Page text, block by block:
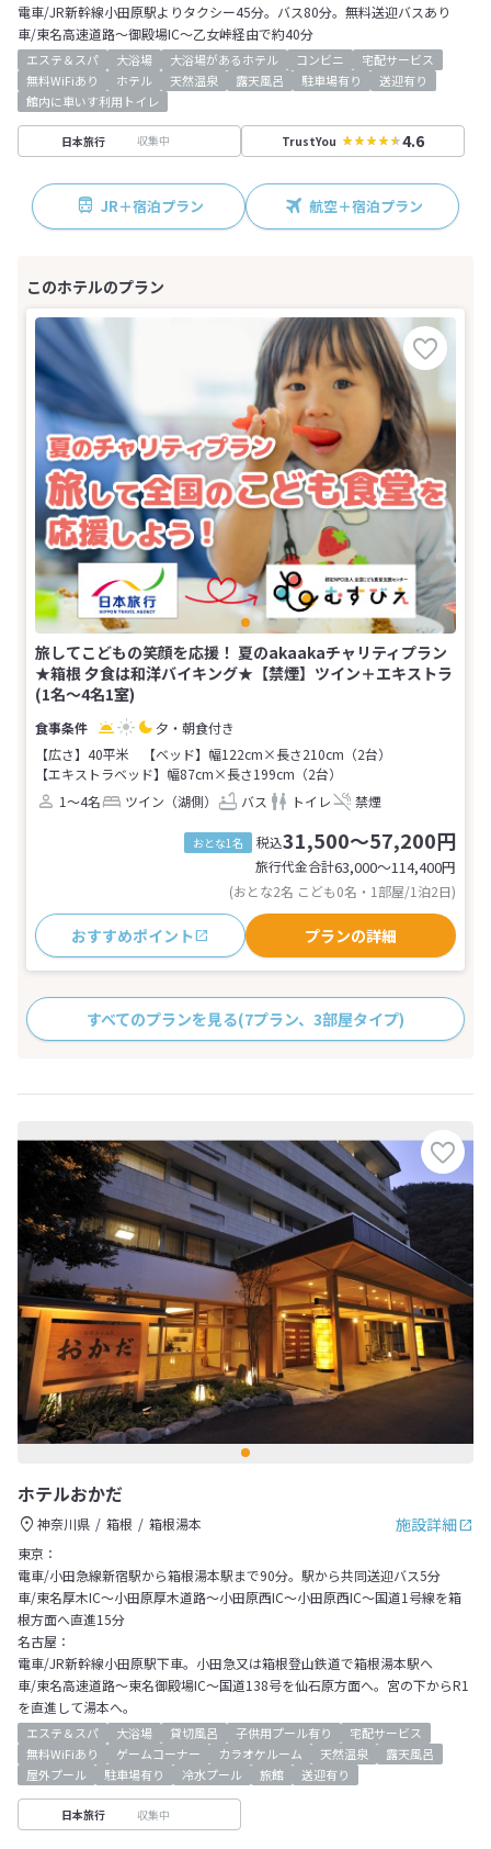
電車/JR新幹線小田原駅よりタクシー45分。バス80分。無料送迎バスあり
車/東名高速道路～御殿場IC～乙女峠経由で約40分
エステ＆スパ 大浴場 大浴場があるホテル コンビニ
宅配サービス
無料WiFiあり
ホテル 天然温泉 露天風呂 駐車場有り
送迎有り
館内に車いす利用トイレ
日本旅行 収集中 TrustYou 4.6
JR＋宿泊プラン 航空＋宿泊プラン
旅してこどもの笑顔を応援！ 夏のakaakaチャリティプラン
★箱根 夕食は和洋バイキング★【禁煙】ツイン＋エキストラ
(1名～4名1室)
夕・朝食付き
【広さ】40平米
【ベッド】幅122cm×長さ210cm（2台）
【エキストラベッド】幅87cm×長さ199cm（2台）
1～4名
ツイン（湖側） バス トイレ 禁煙
おとな1名 税込31,500～57,200円
旅行代金合計63,000〜114,400円
(おとな2名 こども0名・1部屋/1泊2日)
おすすめポイント プランの詳細
すべてのプランを見る(7プラン、3部屋タイプ)
ホテルおかだ
施設詳細
神奈川県 箱根
箱根湯本
東京：
電車/小田急線新宿駅から箱根湯本駅まで90分。駅から共同送迎バス5分
車/東名厚木IC～小田原厚木道路～小田原西IC～小田原西IC～国道1号線を箱
根方面へ直進15分
名古屋：
電車/JR新幹線小田原駅下車。小田急又は箱根登山鉄道で箱根湯本駅へ
車/東名高速道路～東名御殿場IC～国道138号を仙石原方面へ。宮の下からR1
を直進して湯本へ。
エステ＆スパ 大浴場 貸切風呂 子供用プール有り
宅配サービス
無料WiFiあり
ゲームコーナー カラオケルーム 天然温泉
露天風呂
屋外プール
駐車場有り 冷水プール 旅館 送迎有り
日本旅行 収集中